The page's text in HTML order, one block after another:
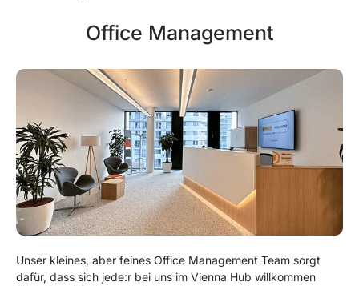
Office Management
Unser kleines, aber feines Office Management Team sorgt
dafür, dass sich jede:r bei uns im Vienna Hub willkommen